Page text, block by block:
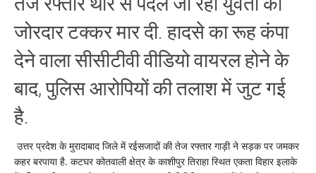
जोरदार टक्कर मार दी. हादसे का रूह कंपा
देने वाला सीसीटीवी वीडियो वायरल होने के
बाद, पुलिस आरोपियों की तलाश में जुट गई
है.
उत्तर प्रदेश के मुरादाबाद जिले में रईसजादों की तेज रफ्तार गाड़ी ने सड़क पर जमकर
कहर बरपाया है. कटघर कोतवाली क्षेत्र के काशीपुर तिराहा स्थित एकता विहार इलाके